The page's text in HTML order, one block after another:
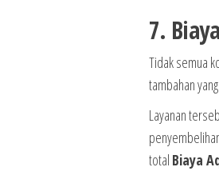
7.
Tidak semua
tambahan
Layanan
total Biaya